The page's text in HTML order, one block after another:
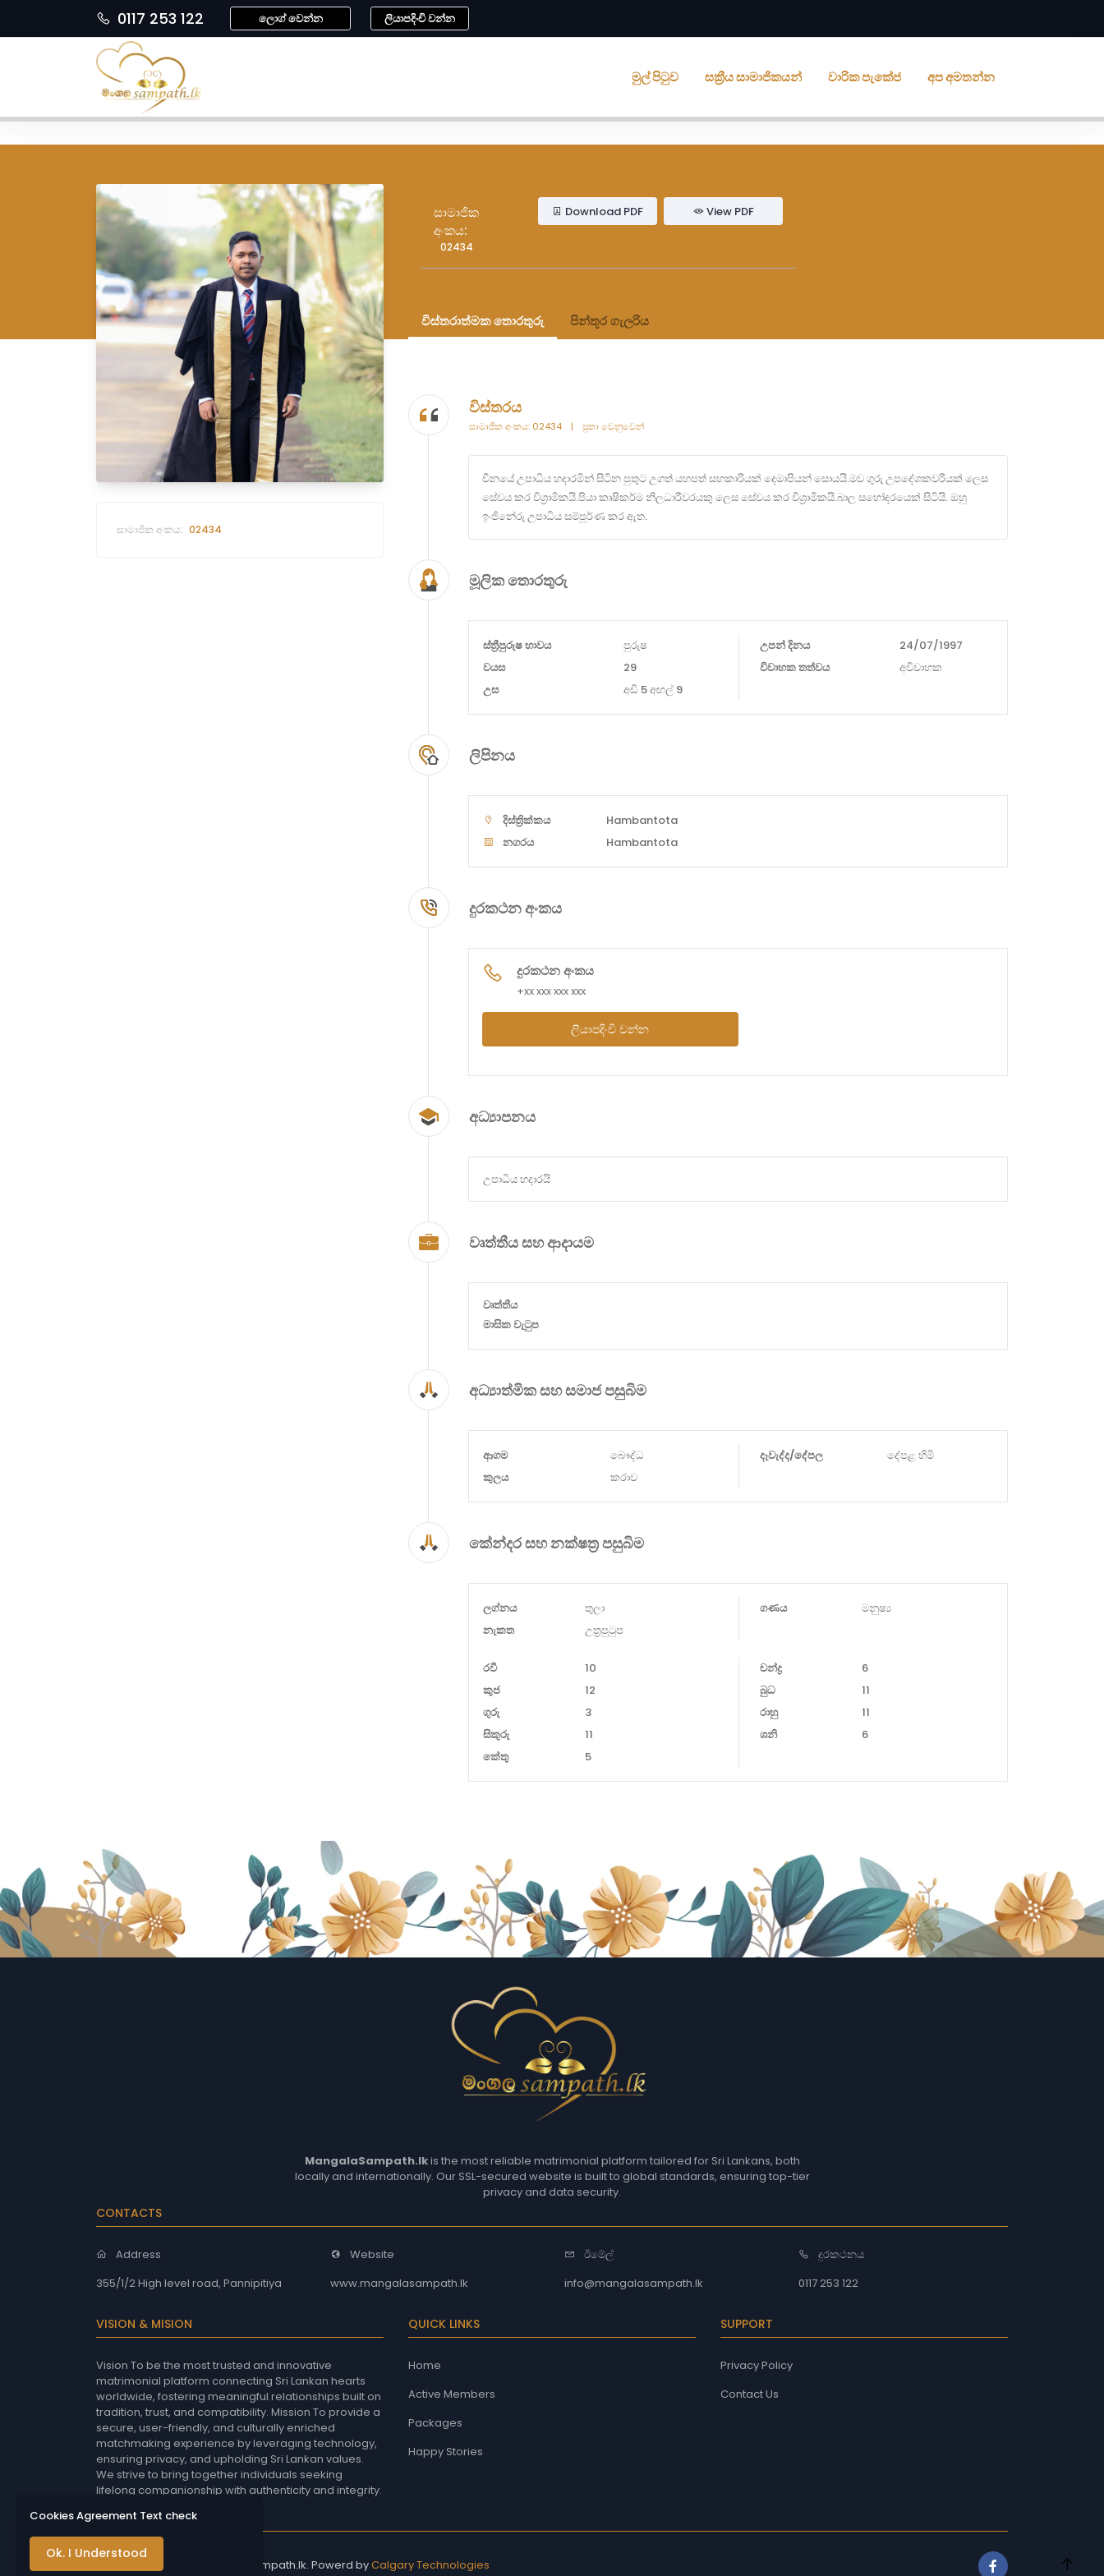
0117 253 122 ලොග් වෙන්න ලියාපදිංචි වන්න
මුල් පිටුව සක්‍රීය සාමාජිකයන් වාරික පැකේජ අප අමතන්න
සාමාජික
අංකය:
02434
View PDF
Download PDF
විස්තරාත්මක තොරතුරු පින්තූර ගැලරිය
සාමාජික අංකය: 02434
විස්තරය
සාමාජික අංකය: 02434 | පුතා වෙනුවෙන්
චීනයේ උපාධිය හදාරමින් සිටින පුතුට උගත් යහපත් සහකාරියක් දෙමාපියන් සොයයි.මව ගුරු උපදේශකවරියක් ලෙස
සේවය කර විශ්‍රාමිකයි.පියා කෘෂිකර්ම නිලධාරීවරයකු ලෙස සේවය කර විශ්‍රාමිකයි.බාල සහෝදරයෙක් සිටියි. ඔහු
ඉංජිනේරු උපාධිය සම්පූර්ණ කර ඇත.
මූලික තොරතුරු
ස්ත්‍රීපුරුෂ භාවය
පුරුෂ
වයස
29
උස
අඩි 5 අඟල් 9
උපන් දිනය
24/07/1997
විවාහක තත්වය
අවිවාහක
ලිපිනය
දිස්ත්‍රික්කය
Hambantota
නගරය
Hambantota
දුරකථන අංකය
දුරකථන අංකය
+xx xxx xxx xxx
ලියාපදිංචි වන්න
අධ්‍යාපනය
උපාධිය හදාරයි
වෘත්තීය සහ ආදායම
වෘත්තීය
මාසික වැටුප
අධ්‍යාත්මික සහ සමාජ පසුබිම
ආගම
බෞද්ධ
කුලය
කරාව
දෑවැද්ද/දේපල දේපළ හිමි
කේන්දර සහ නක්ෂත්‍ර පසුබිම
ලග්නය
තුලා
නැකත
උත්‍රපුටුප
ගණය මනුෂ්‍ය
රවී
10
කුජ
12
ගුරු
3
සිකුරු
11
කේතු
5
චන්ද්‍ර
6
බුධ
11
රාහු
11
ශනි
6
MangalaSampath.lkis the most reliable matrimonial platform tailored for Sri Lankans, both
locally and internationally. Our SSL-secured website is built to global standards, ensuring top-tier
privacy and data security.
CONTACTS
Address
355/1/2 High level road, Pannipitiya
Website
www.mangalasampath.lk
ඊමේල්
info@mangalasampath.lk
දුරකථනය
0117 253 122
VISION & MISION
Vision To be the most trusted and innovative
matrimonial platform connecting Sri Lankan hearts
worldwide, fostering meaningful relationships built on
tradition, trust, and compatibility. Mission To provide a
secure, user-friendly, and culturally enriched
matchmaking experience by leveraging technology,
ensuring privacy, and upholding Sri Lankan values.
We strive to bring together individuals seeking
lifelong companionship with authenticity and integrity.
QUICK LINKS
Home
Active Members
Packages
Happy Stories
SUPPORT
Privacy Policy
Contact Us
Copyright © 2026 - Mangalasampath.lk. Powerd byCalgary Technologies
Cookies Agreement Text check
Ok. I Understood